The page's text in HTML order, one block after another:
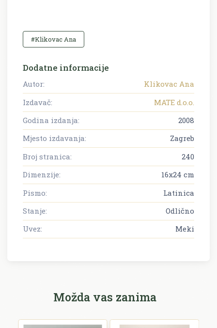
#Klikovac Ana
Dodatne informacije
Autor:
Klikovac Ana
Izdavač:
MATE d.o.o.
Godina izdanja:
2008
Mjesto izdavanja:
Zagreb
Broj stranica:
240
Dimenzije:
16x24 cm
Pismo:
Latinica
Stanje:
Odlično
Uvez:
Meki
Možda vas zanima